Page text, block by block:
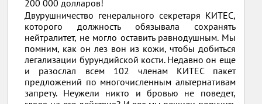
200 000 долларов!
Двурушничество генерального секретаря КИТЕС,
которого должность обязывала сохранять
нейтралитет, не могло оставить равнодушным. Мы
помним, как он лез вон из кожи, чтобы добиться
легализации бурундийской кости. Недавно он еще
и разослал всем 102 членам КИТЕС пакет
предложений по многочисленным альтернативам
запрету. Неужели никто и бровью не поведет,